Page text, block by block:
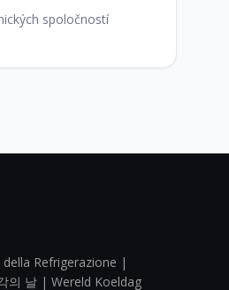
spoločností
Refrigerazione |
의 날 | Wereld Koeldag